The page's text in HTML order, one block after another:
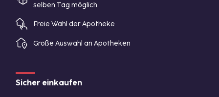
selben Tag möglich
Freie Wahl der Apotheke
Große Auswahl an Apotheken
Sicher einkaufen